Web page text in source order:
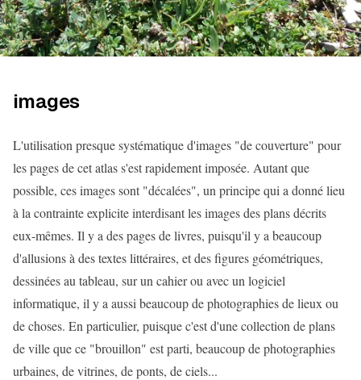
images
L'utilisation presque systématique d'images "de couverture" pour
les pages de cet atlas s'est rapidement imposée. Autant que
possible, ces images sont "décalées", un principe qui a donné lieu
à la contrainte explicite interdisant les images des plans décrits
eux-mêmes. Il y a des pages de livres, puisqu'il y a beaucoup
d'allusions à des textes littéraires, et des figures géométriques,
dessinées au tableau, sur un cahier ou avec un logiciel
informatique, il y a aussi beaucoup de photographies de lieux ou
de choses. En particulier, puisque c'est d'une collection de plans
de ville que ce "brouillon" est parti, beaucoup de photographies
urbaines, de vitrines, de ponts, de ciels...